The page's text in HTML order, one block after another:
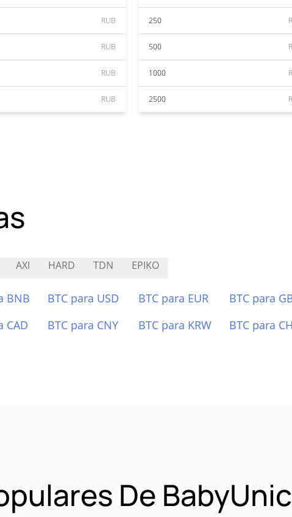
RUB
RUB
RUB
RUB
250
500
1000
2500
AXI HARD TDN EPIKO
BNB BTC para USD BTC para EUR BTC para
CAD BTC para CNY BTC para KRW BTC para
De